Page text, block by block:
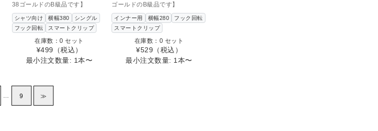
38ゴールドのB級品です】
シャツ向け 横幅380
シングル
フック回転
スマートクリップ
在庫数：0 セット
¥499 （税込）
最小注文数量: 1本〜
ゴールドのB級品です】
インナー用 横幅280
フック回転
スマートクリップ
在庫数：0 セット
¥529 （税込）
最小注文数量: 1本〜
… 9 ≫